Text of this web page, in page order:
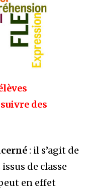
des
: il s’agit de
de classe
en effet